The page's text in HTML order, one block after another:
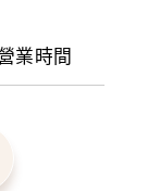
業時間